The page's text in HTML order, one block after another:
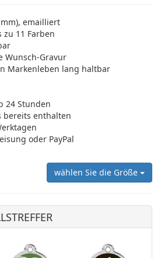
emailliert
zu 11 Farben
Wunsch-Gravur
Markenleben lang haltbar
24 Stunden
bereits enthalten
oder PayPal
wählen Sie die Größe